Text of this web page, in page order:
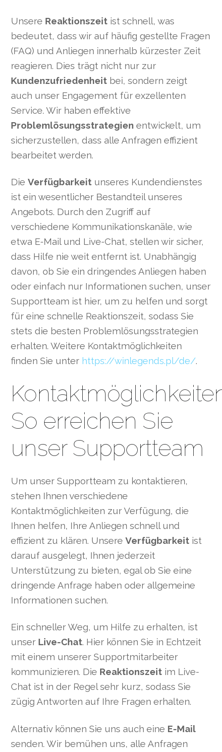
Unsere Reaktionszeit ist schnell, was
bedeutet, dass wir auf häufig gestellte Fragen
(FAQ) und Anliegen innerhalb kürzester Zeit
reagieren. Dies trägt nicht nur zur
Kundenzufriedenheit bei, sondern zeigt
auch unser Engagement für exzellenten
Service. Wir haben effektive
Problemlösungsstrategien entwickelt, um
sicherzustellen, dass alle Anfragen effizient
bearbeitet werden.
DieVerfügbarkeit unseres Kundendienstes
ist ein wesentlicher Bestandteil unseres
Angebots. Durch den Zugriff auf
verschiedene Kommunikationskanäle, wie
etwa E-Mail und Live-Chat, stellen wir sicher,
dass Hilfe nie weit entfernt ist. Unabhängig
davon, ob Sie ein dringendes Anliegen haben
oder einfach nur Informationen suchen, unser
Supportteam ist hier, um zu helfen und sorgt
für eine schnelle Reaktionszeit, sodass Sie
stets die besten Problemlösungsstrategien
erhalten. Weitere Kontaktmöglichkeiten
finden Sie unter https://winlegends.pl/de/.
So erreichen Sie
unser Supportteam
Um unser Supportteam zu kontaktieren,
stehen Ihnen verschiedene
Kontaktmöglichkeiten zur Verfügung, die
Ihnen helfen, Ihre Anliegen schnell und
effizient zu klären. UnsereVerfügbarkeit ist
darauf ausgelegt, Ihnen jederzeit
Unterstützung zu bieten, egal ob Sie eine
dringende Anfrage haben oder allgemeine
Informationen suchen.
Ein schneller Weg, um Hilfe zu erhalten, ist
unser Live-Chat. Hier können Sie in Echtzeit
mit einem unserer Supportmitarbeiter
kommunizieren. Die Reaktionszeit im Live-
Chat ist in der Regel sehr kurz, sodass Sie
zügig Antworten auf Ihre Fragen erhalten.
Alternativ können Sie uns auch eine E-Mail
senden. Wir bemühen uns, alle Anfragen